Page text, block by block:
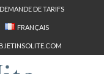
DEMANDE DE TARIFS
FRANÇAIS